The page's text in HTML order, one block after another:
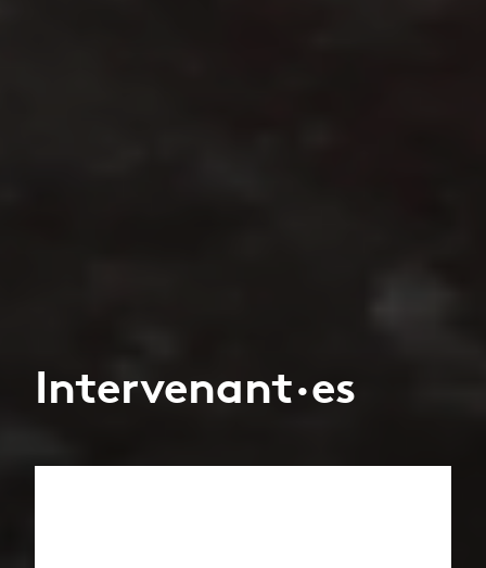
Intervenant·es